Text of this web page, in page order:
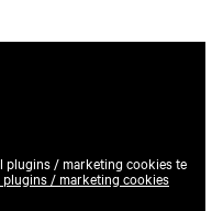
plugins / marketing cookies te
plugins / marketing cookies